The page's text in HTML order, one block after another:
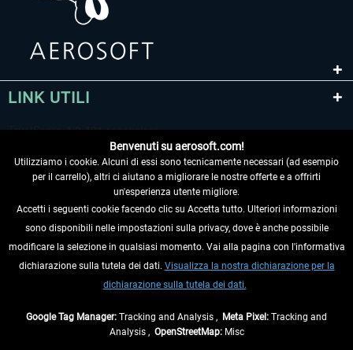
LINK UTILI
RECEDERE DAL CONTRATTO
INFORMAZIONI
Benvenuti su aerosoft.com!
Utilizziamo i cookie. Alcuni di essi sono tecnicamente necessari (ad esempio
per il carrello), altri ci aiutano a migliorare le nostre offerte e a offrirti
un'esperienza utente migliore.
Accetti i seguenti cookie facendo clic su Accetta tutto. Ulteriori informazioni
sono disponibili nelle impostazioni sulla privacy, dove è anche possibile
modificare la selezione in qualsiasi momento. Vai alla pagina con l'informativa
dichiarazione sulla tutela dei dati. Visualizza la nostra dichiarazione per la
dichiarazione sulla tutela dei dati.
Google Tag Manager: Tracking and Analysis , Meta Pixel: Tracking and
Analysis , OpenStreetMap:Misc